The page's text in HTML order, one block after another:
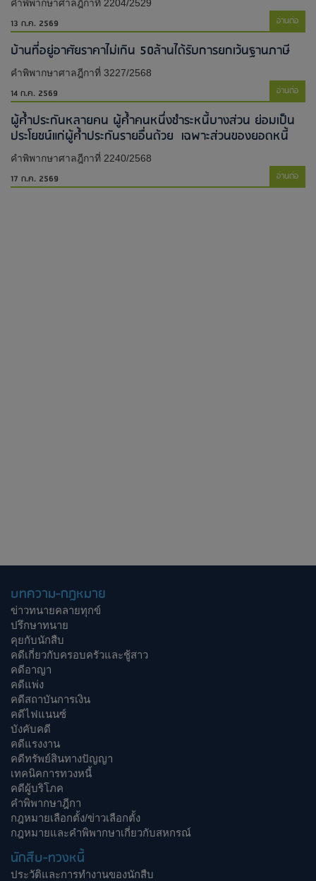
คำพิพากษาศาลฎีกาที่ 2204/2529
13 ก.ค. 2569 อ่านต่อ
บ้านที่อยู่อาศัยราคาไม่เกิน 50ล้านได้รับการยกเว้นฐานภาษี
คำพิพากษาศาลฎีกาที่ 3227/2568
14 ก.ค. 2569 อ่านต่อ
ผู้ค้ำประกันหลายคน ผู้ค้ำคนหนึ่งชำระหนี้บางส่วน ย่อมเป็น
ประโยชน์แก่ผู้ค้ำประกันรายอื่นด้วย เฉพาะส่วนของยอดหนี้
คำพิพากษาศาลฎีกาที่ 2240/2568
17 ก.ค. 2569 อ่านต่อ
บทความ-กฎหมาย
ข่าวทนายคลายทุกข์
ปรึกษาทนาย
คุยกับนักสืบ
คดีเกี่ยวกับครอบครัวและชู้สาว
คดีอาญา
คดีแพ่ง
คดีสถาบันการเงิน
คดีไฟแนนซ์
บังคับคดี
คดีแรงงาน
คดีทรัพย์สินทางปัญญา
เทคนิคการทวงหนี้
คดีผู้บริโภค
คำพิพากษาฎีกา
กฎหมายเลือกตั้ง/ข่าวเลือกตั้ง
กฎหมายและคำพิพากษาเกี่ยวกับสหกรณ์
นักสืบ-ทวงหนี้
ประวัติและการทำงานของนักสืบ